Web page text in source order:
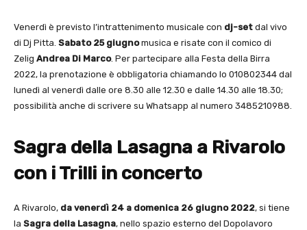
Venerdì è previsto l’intrattenimento musicale con dj-set dal vivo
di Dj Pitta. Sabato 25 giugnomusica e risate con il comico di
Zelig Andrea Di Marco. Per partecipare alla Festa della Birra
2022, la prenotazione è obbligatoria chiamando lo 010802344 dal
lunedì al venerdì dalle ore 8.30 alle 12.30 e dalle 14.30 alle 18.30;
possibilità anche di scrivere su Whatsapp al numero 3485210988.
Sagra della Lasagna a Rivarolo
con i Trilli in concerto
A Rivarolo, da venerdì 24 a domenica 26 giugno 2022, si tiene
la Sagra della Lasagna, nello spazio esterno del Dopolavoro